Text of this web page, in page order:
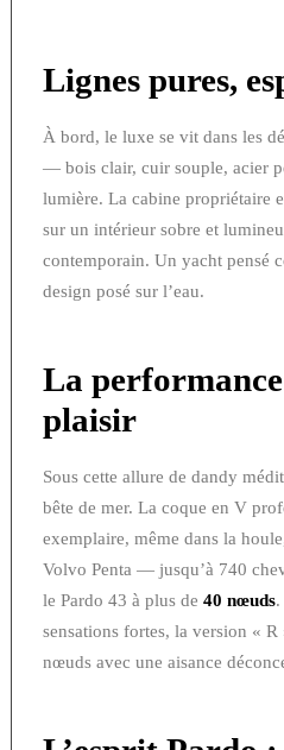
Lignes pures,
À bord, le luxe se vit dans les
— bois clair, cuir souple, acier
lumière. La cabine propriétaire
sur un intérieur sobre et
contemporain. Un yacht pensé
design posé sur l’eau.
La
plaisir
Sous cette allure de dandy
bête de mer. La coque en V
exemplaire, même dans la
Volvo Penta — jusqu’à 740
le Pardo 43 à plus de 40 nœuds
sensations fortes, la version «
nœuds avec une aisance